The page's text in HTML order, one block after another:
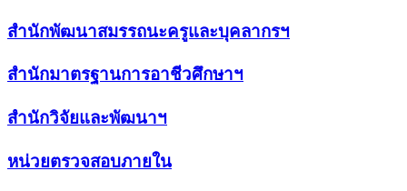
สำนักพัฒนาสมรรถนะครูและบุคลากรฯ
สำนักมาตรฐานการอาชีวศึกษาฯ
สำนักวิจัยและพัฒนาฯ
หน่วยตรวจสอบภายใน